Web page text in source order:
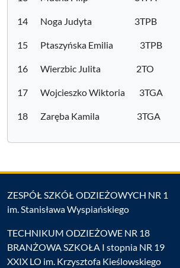
14 Noga Judyta 3TPB
15 Ptaszyńska Emilia 3TPB
16 Wierzbic Julita 2TO
17 Wojcieszko Wiktoria 3TGA
18 Zaręba Kamila 3TGA
ZESPÓŁ SZKÓŁ ODZIEŻOWYCH NR 1
im. Stanisława Wyspiańskiego
TECHNIKUM ODZIEŻOWE NR 18
BRANŻOWA SZKOŁA I stopnia NR 19
XXIX LO im. Krzysztofa Kieślowskiego